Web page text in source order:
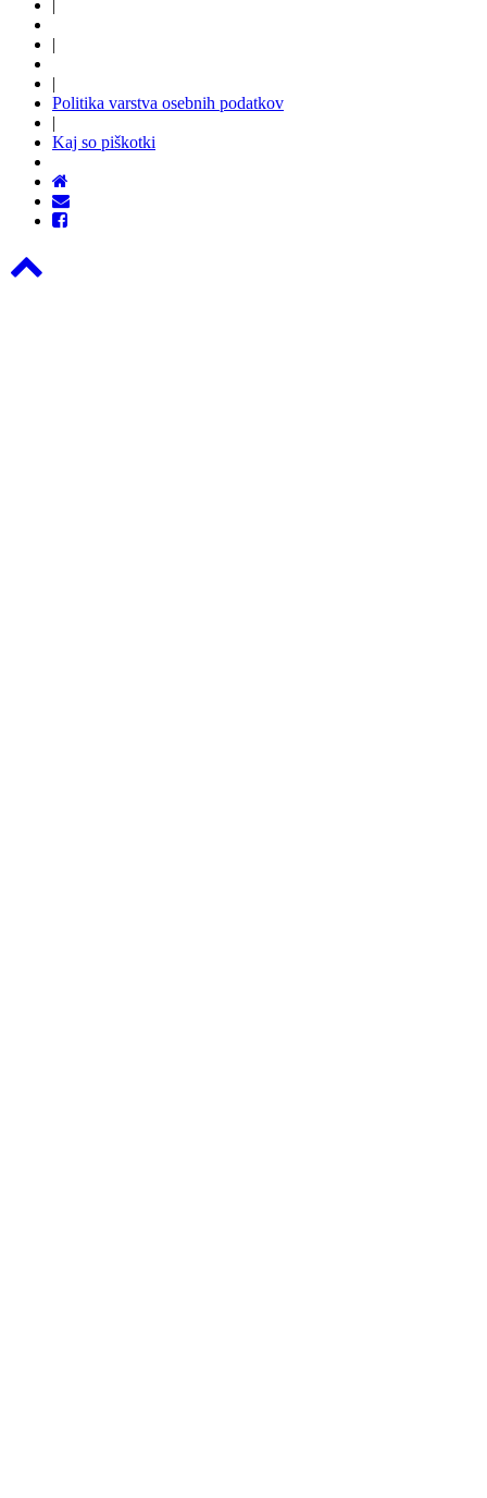
|
|
|
Politika varstva osebnih podatkov
|
Kaj so piškotki